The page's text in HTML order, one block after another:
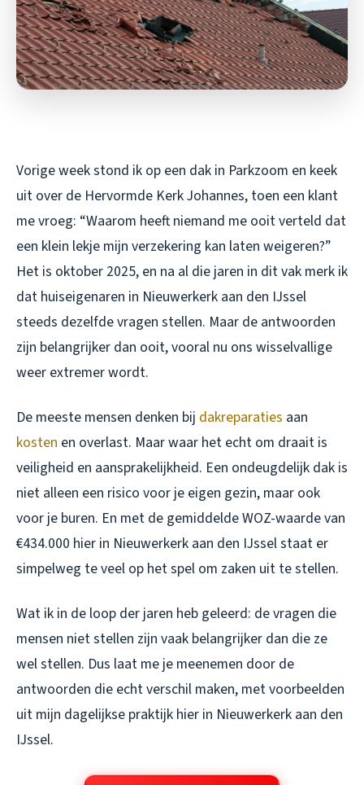
Vorige week stond ik op een dak in Parkzoom en keek
uit over de Hervormde Kerk Johannes, toen een klant
me vroeg: “Waarom heeft niemand me ooit verteld dat
een klein lekje mijn verzekering kan laten weigeren?”
Het is oktober 2025, en na al die jaren in dit vak merk ik
dat huiseigenaren in Nieuwerkerk aan den IJssel
steeds dezelfde vragen stellen. Maar de antwoorden
zijn belangrijker dan ooit, vooral nu ons wisselvallige
weer extremer wordt.
De meeste mensen denken bij dakreparaties aan
kosten en overlast. Maar waar het echt om draait is
veiligheid en aansprakelijkheid. Een ondeugdelijk dak is
niet alleen een risico voor je eigen gezin, maar ook
voor je buren. En met de gemiddelde WOZ-waarde van
€434.000 hier in Nieuwerkerk aan den IJssel staat er
simpelweg te veel op het spel om zaken uit te stellen.
Wat ik in de loop der jaren heb geleerd: de vragen die
mensen nietstellen zijn vaak belangrijker dan die ze
wel stellen. Dus laat me je meenemen door de
antwoorden die echt verschil maken, met voorbeelden
uit mijn dagelijkse praktijk hier in Nieuwerkerk aan den
IJssel.